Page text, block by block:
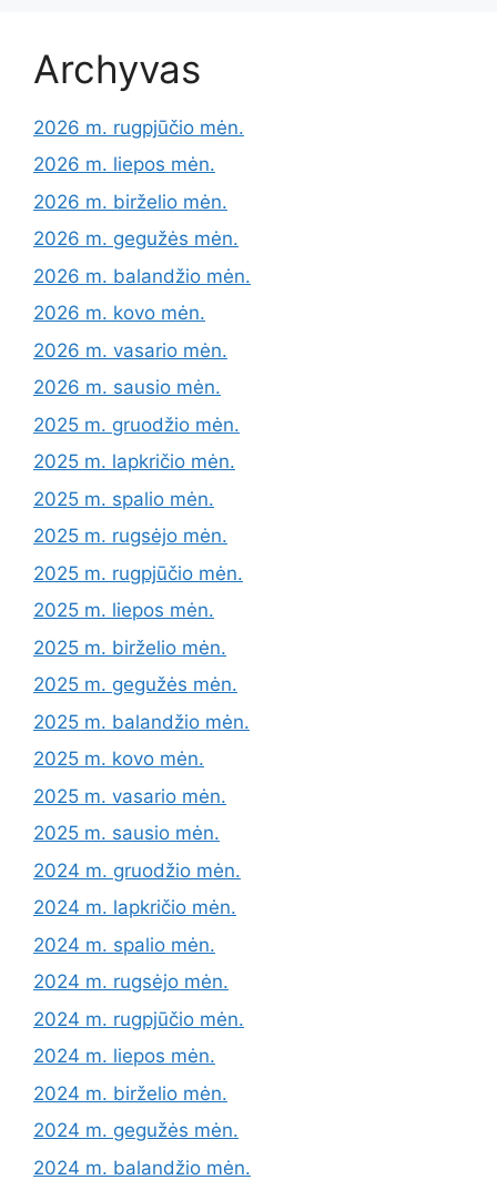
Archyvas
2026 m. rugpjūčio mėn.
2026 m. liepos mėn.
2026 m. birželio mėn.
2026 m. gegužės mėn.
2026 m. balandžio mėn.
2026 m. kovo mėn.
2026 m. vasario mėn.
2026 m. sausio mėn.
2025 m. gruodžio mėn.
2025 m. lapkričio mėn.
2025 m. spalio mėn.
2025 m. rugsėjo mėn.
2025 m. rugpjūčio mėn.
2025 m. liepos mėn.
2025 m. birželio mėn.
2025 m. gegužės mėn.
2025 m. balandžio mėn.
2025 m. kovo mėn.
2025 m. vasario mėn.
2025 m. sausio mėn.
2024 m. gruodžio mėn.
2024 m. lapkričio mėn.
2024 m. spalio mėn.
2024 m. rugsėjo mėn.
2024 m. rugpjūčio mėn.
2024 m. liepos mėn.
2024 m. birželio mėn.
2024 m. gegužės mėn.
2024 m. balandžio mėn.